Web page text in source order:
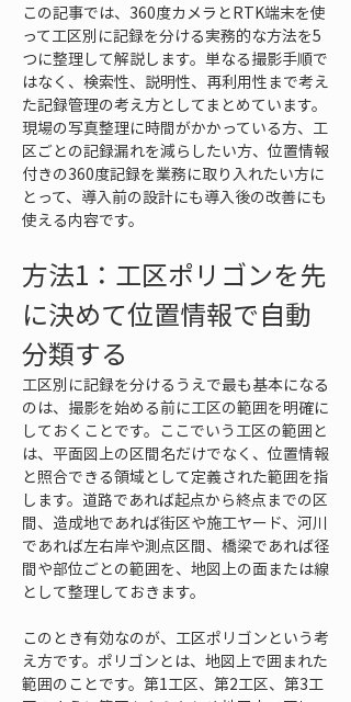
この記事では、360度カメラとRTK端末を使
って工区別に記録を分ける実務的な方法を5
つに整理して解説します。単なる撮影手順で
はなく、検索性、説明性、再利用性まで考え
た記録管理の考え方としてまとめています。
現場の写真整理に時間がかかっている方、工
区ごとの記録漏れを減らしたい方、位置情報
付きの360度記録を業務に取り入れたい方に
とって、導入前の設計にも導入後の改善にも
使える内容です。
方法1：工区ポリゴンを先
に決めて位置情報で自動
分類する
工区別に記録を分けるうえで最も基本になる
のは、撮影を始める前に工区の範囲を明確に
しておくことです。ここでいう工区の範囲と
は、平面図上の区間名だけでなく、位置情報
と照合できる領域として定義された範囲を指
します。道路であれば起点から終点までの区
間、造成地であれば街区や施工ヤード、河川
であれば左右岸や測点区間、橋梁であれば径
間や部位ごとの範囲を、地図上の面または線
として整理しておきます。
このとき有効なのが、工区ポリゴンという考
え方です。ポリゴンとは、地図上で囲まれた
範囲のことです。第1工区、第2工区、第3工